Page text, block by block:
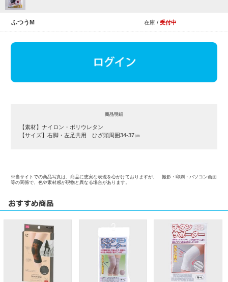
ふつうM 在庫 / 受付中
商品明細
【素材】ナイロン・ポリウレタン
【サイズ】右脚・左足共用 ひざ頭周囲34-37㎝
※当サイトでの商品写真は、商品に忠実な表現を心がけておりますが、 撮影・印刷・パソコン画面
等の関係で、色や素材感が現物と異なる場合があります。